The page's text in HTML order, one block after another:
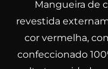
Mangueira de
revestida
cor vermelha,
confeccionado